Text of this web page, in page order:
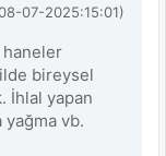
07-2025:15:01)
haneler
bireysel
İhlal yapan
yağma vb.